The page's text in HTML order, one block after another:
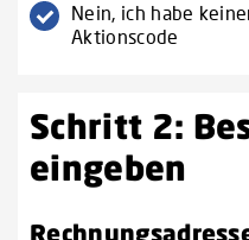
Nein, ich habe
Aktionscode
Schritt 2:
eingeben